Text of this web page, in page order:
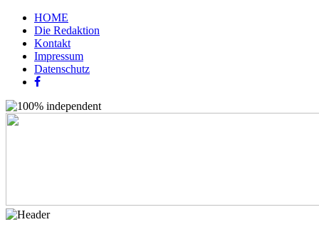
HOME
Die Redaktion
Kontakt
Impressum
Datenschutz